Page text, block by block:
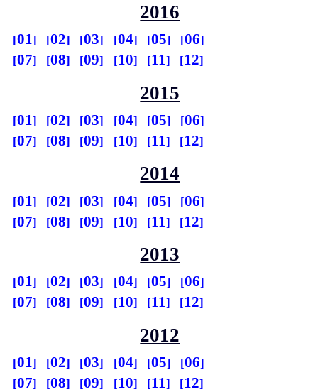
2016
01 02 03 04 05
06
07
08 09 10 11 12
2015
01 02 03 04 05
06
07
08 09 10 11 12
2014
01 02 03 04 05
06
07
08 09 10 11 12
2013
01 02 03 04 05
06
07
08 09 10 11 12
2012
01 02 03 04 05
06
07
08 09 10 11 12